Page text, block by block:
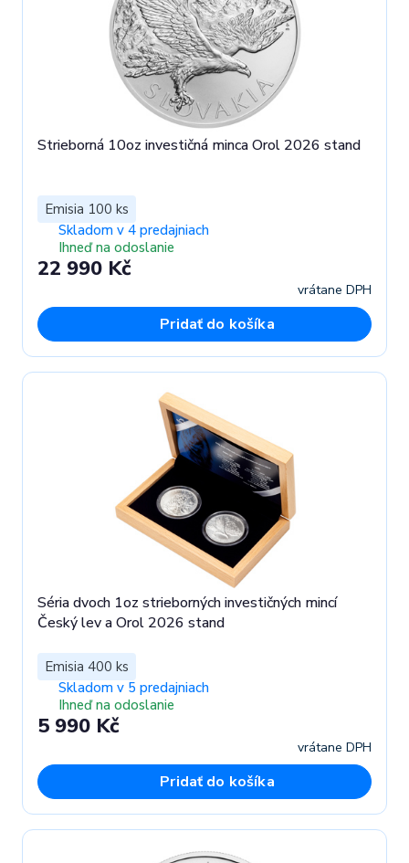
Strieborná 10oz investičná minca Orol 2026 stand
Emisia 100 ks
Skladom v 4 predajniach
Ihneď na odoslanie
22 990 Kč
vrátane DPH
Pridať do košíka
Séria dvoch 1oz strieborných investičných mincí
Český lev a Orol 2026 stand
Emisia 400 ks
Skladom v 5 predajniach
Ihneď na odoslanie
5 990 Kč
vrátane DPH
Pridať do košíka